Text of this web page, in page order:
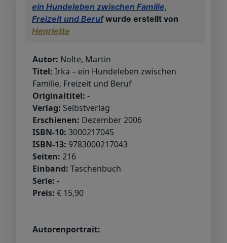
ein Hundeleben zwischen Familie,
Freizeit und Berufwurde erstellt von
Henriette
Autor: Nolte, Martin
Titel: Irka – ein Hundeleben zwischen
Familie, Freizeit und Beruf
Originaltitel: -
Verlag: Selbstverlag
Erschienen: Dezember 2006
ISBN-10: 3000217045
ISBN-13: 9783000217043
Seiten: 216
Einband: Taschenbuch
Serie: -
Preis: € 15,90
Autorenportrait: